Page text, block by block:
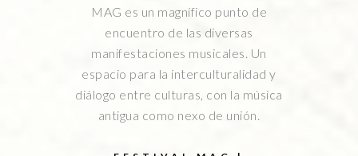
MAG es un magnífico punto de
encuentro de las diversas
manifestaciones musicales. Un
espacio para la interculturalidad y
diálogo entre culturas, con la música
antigua como nexo de unión.